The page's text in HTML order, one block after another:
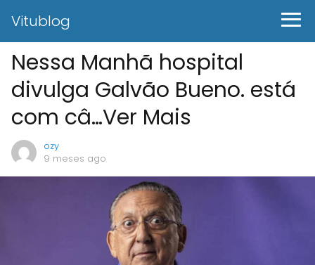
Vitublog
Nessa Manhã hospital
divulga Galvão Bueno. está
com câ…Ver Mais
ozy
9 meses ago